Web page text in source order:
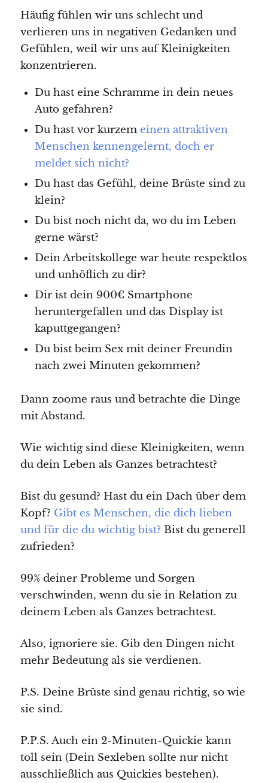
Häufig fühlen wir uns schlecht und
verlieren uns in negativen Gedanken und
Gefühlen, weil wir uns auf Kleinigkeiten
konzentrieren.
Du hast eine Schramme in dein neues
Auto gefahren?
Du hast vor kurzem einen attraktiven
Menschen kennengelernt, doch er
meldet sich nicht?
Du hast das Gefühl, deine Brüste sind zu
klein?
Du bist noch nicht da, wo du im Leben
gerne wärst?
Dein Arbeitskollege war heute respektlos
und unhöflich zu dir?
Dir ist dein 900€ Smartphone
heruntergefallen und das Display ist
kaputtgegangen?
Du bist beim Sex mit deiner Freundin
nach zwei Minuten gekommen?
Dann zoome raus und betrachte die Dinge
mit Abstand.
Wie wichtig sind diese Kleinigkeiten, wenn
du dein Leben als Ganzes betrachtest?
Bist du gesund? Hast du ein Dach über dem
Kopf? Gibt es Menschen, die dich lieben
und für die du wichtig bist? Bist du generell
zufrieden?
99% deiner Probleme und Sorgen
verschwinden, wenn du sie in Relation zu
deinem Leben als Ganzes betrachtest.
Also, ignoriere sie. Gib den Dingen nicht
mehr Bedeutung als sie verdienen.
P.S. Deine Brüste sind genau richtig, so wie
sie sind.
P.P.S. Auch ein 2-Minuten-Quickie kann
toll sein (Dein Sexleben sollte nur nicht
ausschließlich aus Quickies bestehen).